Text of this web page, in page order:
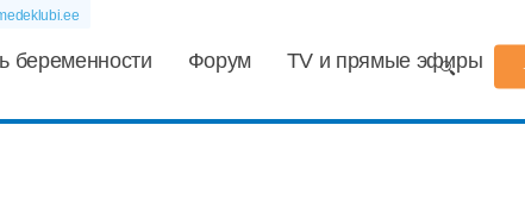
беременности Форум TV и прямые эфиры